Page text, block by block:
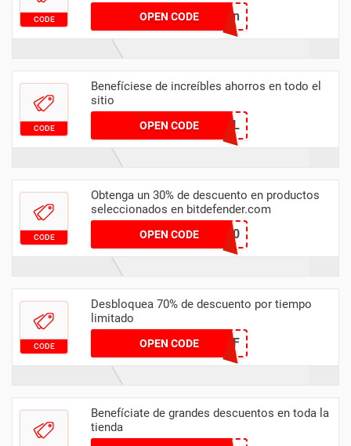
CODE OPEN CODEexecution
CODE
Benefíciese de increíbles ahorros en todo el
sitio
OPEN CODE
PSPLUSCENTRAL
CODE
Obtenga un 30% de descuento en productos
seleccionados en bitdefender.com
OPEN CODE
SBS-NADRM-30
CODE
Desbloquea 70% de descuento por tiempo
limitado
OPEN CODETTP-70OFF
Benefíciate de grandes descuentos en toda la
tienda